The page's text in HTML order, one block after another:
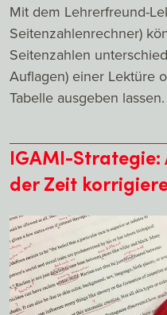
Mit dem Lehrerfreund-
Seitenzahlenrechner)
Seitenzahlen
Auflagen) einer Lektüre
Tabelle ausgeben lassen.
IGAMI-Strategie:
der Zeit